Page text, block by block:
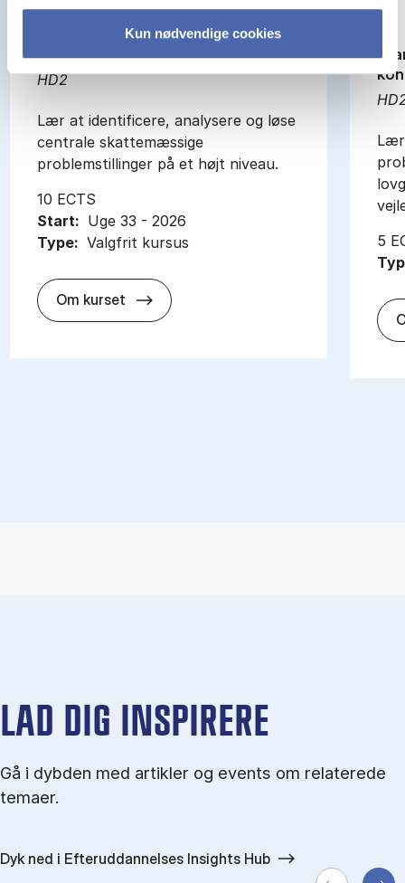
Kun nødvendige cookies
HD2
Videregående skatteret
Lær at identificere, analysere og løse
centrale skattemæssige
problemstillinger på et højt niveau.
10 ECTS
Start: Uge 33 - 2026
Type: Valgfrit kursus
Om kurset about
Lær
5
LAD DIG INSPIRERE
Gå i dybden med artikler og events om relaterede
temaer.
Dyk ned i Efteruddannelses Insights Hub